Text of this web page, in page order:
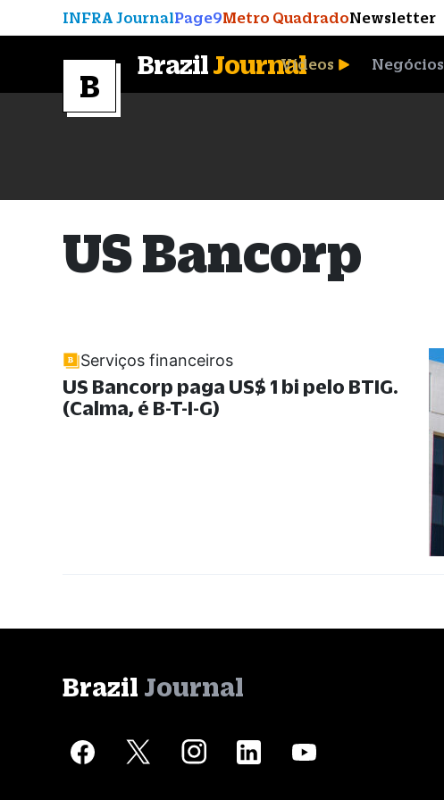
INFRA JournalPage9Metro QuadradoNewsletter
BrazilJournalVídeos Negócios
US Bancorp
Serviços financeiros
US Bancorp paga US$ 1 bi pelo BTIG.
(Calma, é B-T-I-G)
Brazil Journal